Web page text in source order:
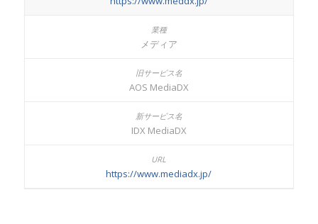
メディア
AOS MediaDX
IDX MediaDX
https://www.mediadx.jp/